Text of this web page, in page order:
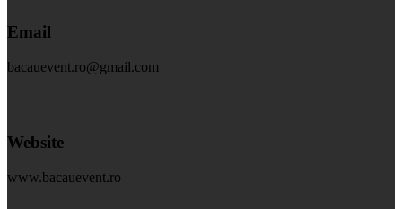
Email
bacauevent.ro@gmail.com
Website
www.bacauevent.ro